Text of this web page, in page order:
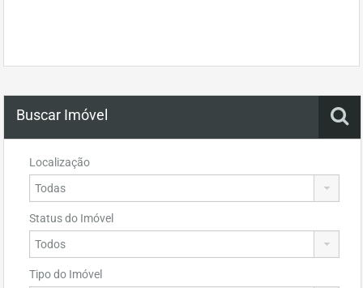
Buscar Imóvel
Localização
Status do Imóvel
Tipo do Imóvel